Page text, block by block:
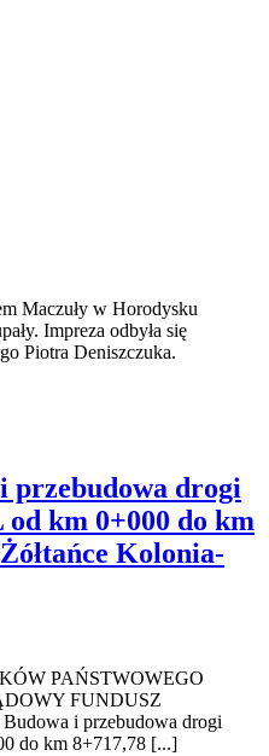
Maczuły w Horodysku
Impreza odbyła się
Piotra Deniszczuka.
przebudowa drogi
km 0+000 do km
Kolonia-
PAŃSTWOWEGO
FUNDUSZ
i przebudowa drogi
do km 8+717,78 [...]